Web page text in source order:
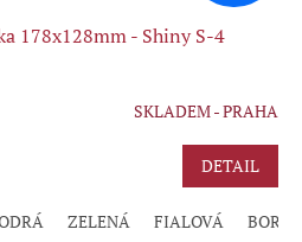
178x128mm - Shiny S-4
SKLADEM - PRAHA
DETAIL
ZELENÁ FIALOVÁ